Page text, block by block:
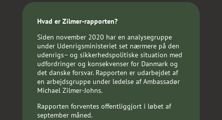
Hvad er Zilmer-rapporten?
Siden november 2020 har en analysegruppe
under Udenrigsministeriet set nærmere på den
udenrigs– og sikkerhedspolitiske situation med
udfordringer og konsekvenser for Danmark og
det danske forsvar. Rapporten er udarbejdet af
en arbejdsgruppe under ledelse af Ambassadør
Michael Zilmer-Johns.
Rapporten forventes offentliggjort i løbet af
september måned.